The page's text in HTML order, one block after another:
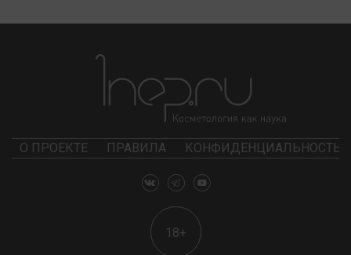
О ПРОЕКТЕ ПРАВИЛА КОНФИДЕНЦИАЛЬНОСТЬ
18+